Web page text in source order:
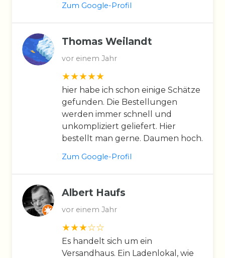
Zum Google-Profil
Thomas Weilandt
vor einem Jahr
hier habe ich schon einige Schätze
gefunden. Die Bestellungen
werden immer schnell und
unkompliziert geliefert. Hier
bestellt man gerne. Daumen hoch.
Zum Google-Profil
Albert Haufs
vor einem Jahr
Es handelt sich um ein
Versandhaus. Ein Ladenlokal, wie